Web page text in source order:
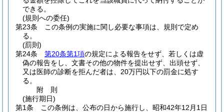
できる。
(規則への委任)
第23条
この条例の実施に関し必要な事項は、規則で定め
る。
(罰則)
第24条
第20条第1項の規定による報告をせず、若しくは虚
偽の報告をし、文書その他の物件を提出せず、出頭せず、
又は医師の診断を拒んだ者は、20万円以下の罰金に処す
る。
附 則
(施行期日)
第1条
この条例は、公布の日から施行し、昭和42年12月1日